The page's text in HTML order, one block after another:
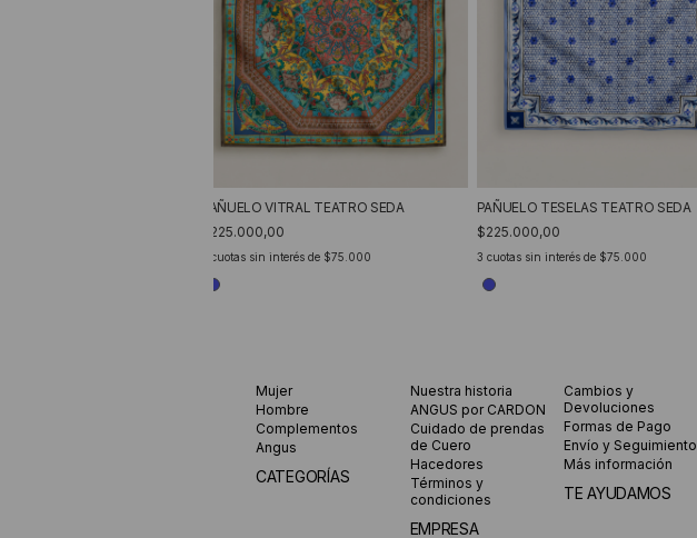
PAÑUELO VITRAL TEATRO SEDA
$225.000,00
cuotas sin interés de $75.000
PAÑUELO TESELAS TEATRO SEDA
$225.000,00
3 cuotas sin interés de $75.000
Mujer
Hombre
Complementos
Angus
CATEGORÍAS
Nuestra historia
ANGUS por CARDON
Cuidado de prendas
de Cuero
Hacedores
Términos y
condiciones
EMPRESA
Cambios y
Devoluciones
Formas de Pago
Envío y Seguimiento
Más información
TE AYUDAMOS